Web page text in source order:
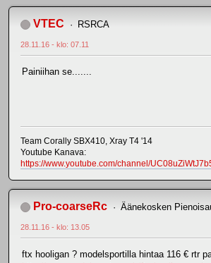
VTEC RSRCA
28.11.16 - klo: 07.11
Painiihan se.......
Team Corally SBX410, Xray T4 '14
Youtube Kanava:
https://www.youtube.com/channel/
Pro-coarseRc Äänekosken
28.11.16 - klo: 13.05
ftx hooligan ? modelsportilla hintaa 116 € rtr